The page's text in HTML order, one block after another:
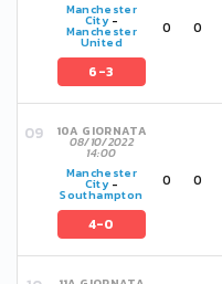
Manchester
City-
Manchester
United
6-3
0 0
10A GIORNATA
08/10/2022
14:00
Manchester
City-
Southampton
4-0
0 0